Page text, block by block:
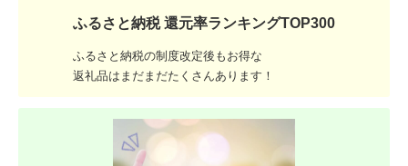
ふるさと納税 還元率ランキングTOP300
ふるさと納税の制度改定後もお得な
返礼品はまだまだたくさんあります！